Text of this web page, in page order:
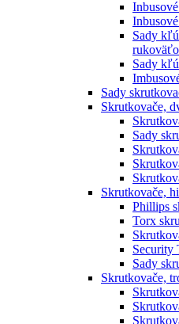
Sady
Sady
Sady
Skrutkovače,
Sady
Skrutkovače,
Phillips
Torx
Security
Sady
Skrutkovače,